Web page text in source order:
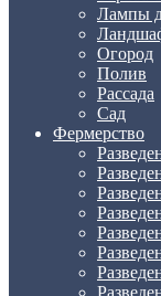
Лампы
Огород
Полив
Рассада
Сад
Фермерство